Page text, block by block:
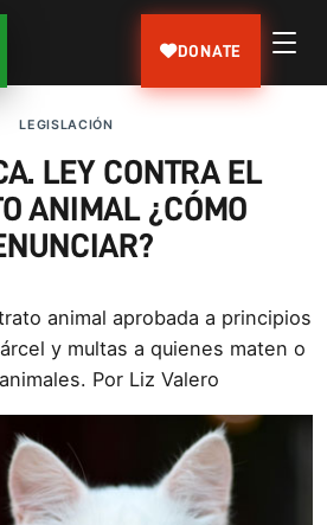
DONATE
LEGISLACIÓN
LEY CONTRA EL
ANIMAL ¿CÓMO
animal aprobada a principios
y multas a quienes maten o
Por Liz Valero